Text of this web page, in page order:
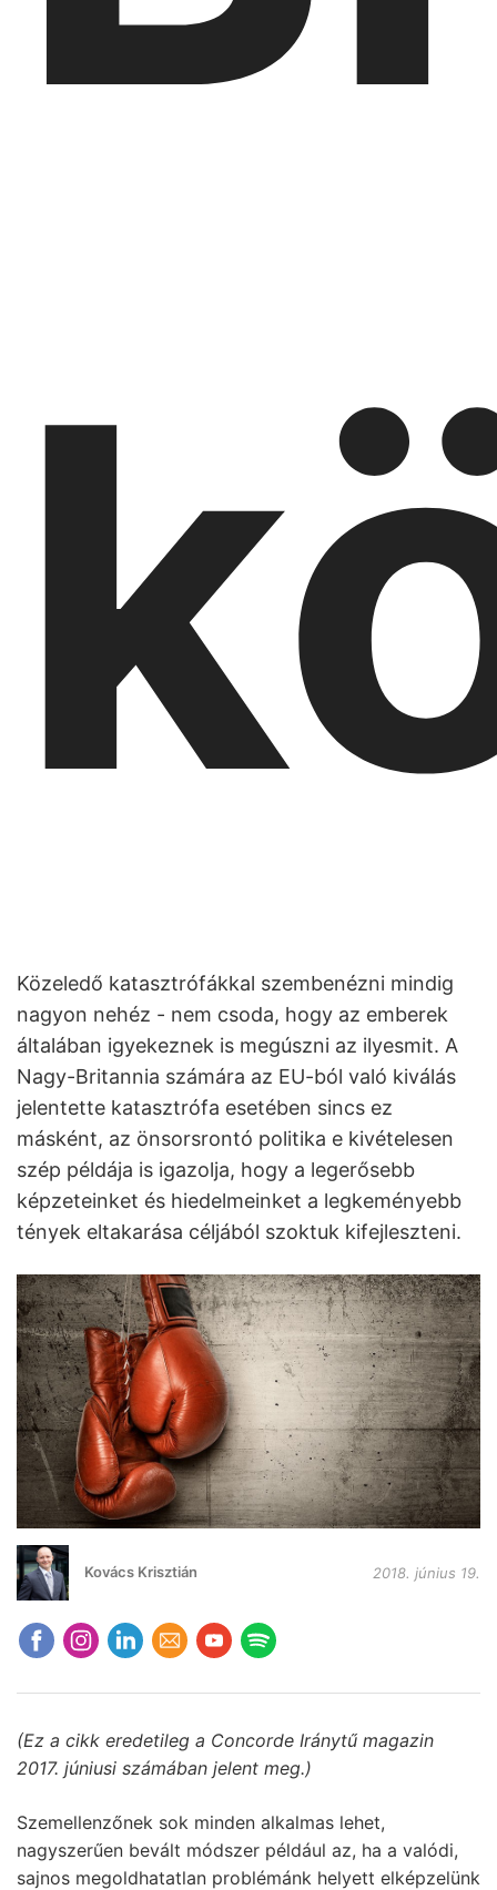
Közeledő katasztrófákkal szembenézni mindig
nagyon nehéz - nem csoda, hogy az emberek
általában igyekeznek is megúszni az ilyesmit. A
Nagy-Britannia számára az EU-ból való kiválás
jelentette katasztrófa esetében sincs ez
másként, az önsorsrontó politika e kivételesen
szép példája is igazolja, hogy a legerősebb
képzeteinket és hiedelmeinket a legkeményebb
tények eltakarása céljából szoktuk kifejleszteni.
Kovács Krisztián 2018. június 19.
(Ez a cikk eredetileg a Concorde Iránytű magazin
2017. júniusi számában jelent meg.)
Szemellenzőnek sok minden alkalmas lehet,
nagyszerűen bevált módszer például az, ha a valódi,
sajnos megoldhatatlan problémánk helyett elképzelünk